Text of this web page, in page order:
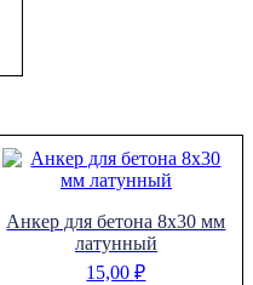
Анкер для бетона 8х30 мм
латунный
15,00₽